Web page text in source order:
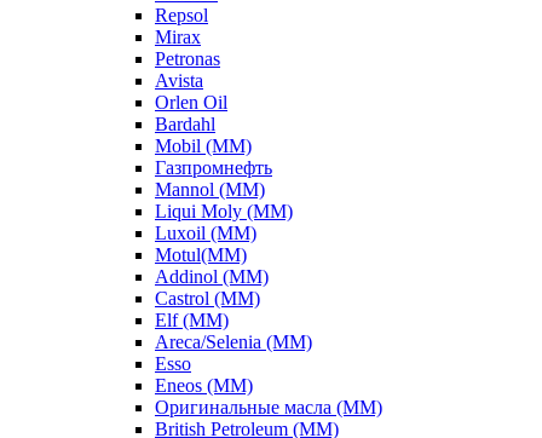
Repsol
Mirax
Petronas
Avista
Orlen Oil
Bardahl
Mobil (ММ)
Газпромнефть
Mannol (ММ)
Liqui Moly (ММ)
Luxoil (ММ)
Motul(ММ)
Addinol (ММ)
Castrol (ММ)
Elf (ММ)
Areca/Selenia (ММ)
Esso
Eneos (ММ)
Оригинальные масла (ММ)
British Petroleum (ММ)